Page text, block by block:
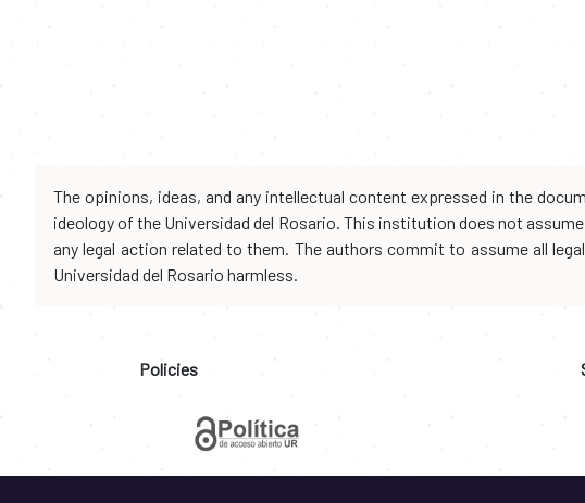
The opinions, ideas, and any intellectual content expressed in the
ideology of the Universidad del Rosario. This institution does not
any legal action related to them. The authors commit to assume all
Universidad del Rosario harmless.
Policies